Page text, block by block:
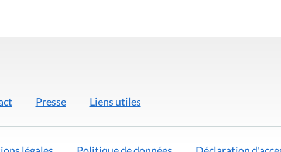
Presse Liens utiles